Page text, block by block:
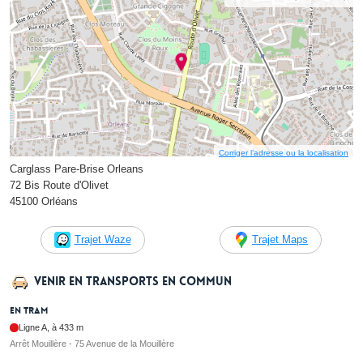
Corriger l’adresse ou la localisation
Carglass Pare-Brise Orleans
72 Bis Route d'Olivet
45100 Orléans
Trajet Waze Trajet Maps
Venir en transports en commun
En tram
Ligne A, à 433 m
Arrêt Mouillère - 75 Avenue de la Mouillère